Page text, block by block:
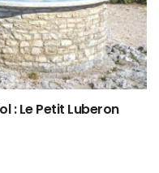
: Le Petit Luberon